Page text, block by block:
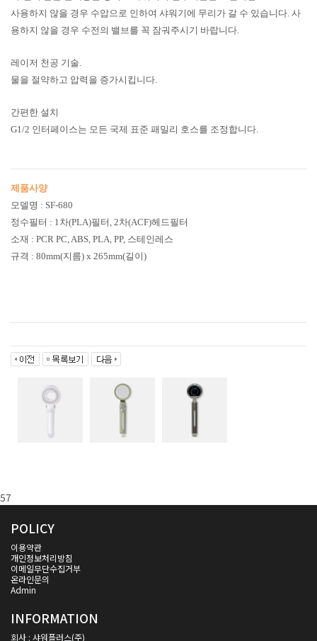
사용하지 않을 경우 수압으로 인하여 샤워기에 무리가 갈 수 있습니다. 사
용하지 않을 경우 수전의 밸브를 꼭 잠궈주시기 바랍니다.
레이저 천공 기술.
물을 절약하고 압력을 증가시킵니다.
간편한 설치
G1/2 인터페이스는 모든 국제 표준 패밀리 호스를 조정합니다.
제품사양
모델명 : SF-680
정수필터 : 1차(PLA)필터, 2차(ACF)헤드필터
소재 : PCR PC, ABS, PLA, PP, 스테인레스
규격 : 80mm(지름) x 265mm(길이)
57
POLICY
이용약관
개인정보처리방침
이메일무단수집거부
온라인문의
Admin
INFORMATION
회사 : 샤워플러스(주)